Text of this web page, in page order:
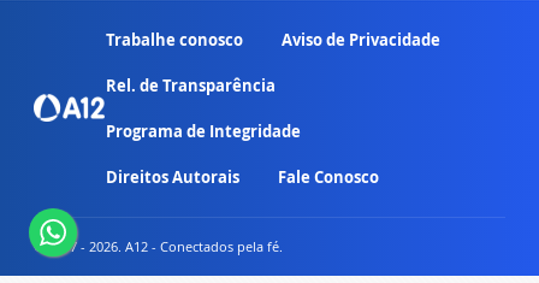
Trabalhe conosco Aviso de Privacidade
Rel. de Transparência
Programa de Integridade
Direitos Autorais Fale Conosco
© 2007 - 2026. A12 - Conectados pela fé.